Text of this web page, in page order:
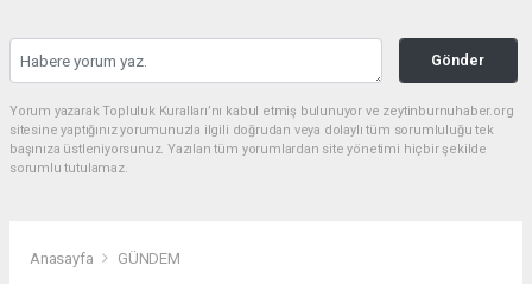
Gönder
Yorum yazarak Topluluk Kuralları’nı kabul etmiş bulunuyor ve zeytinburnuhaber.org
sitesine yaptığınız yorumunuzla ilgili doğrudan veya dolaylı tüm sorumluluğu tek
başınıza üstleniyorsunuz. Yazılan tüm yorumlardan site yönetimi hiçbir şekilde
sorumlu tutulamaz.
Anasayfa GÜNDEM